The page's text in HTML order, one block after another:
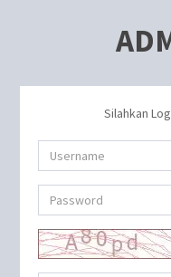
Silahkan